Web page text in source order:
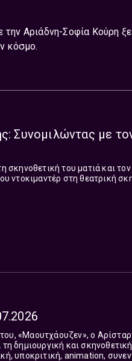
Αριάδνη-Σοφία Κούρη
κόσμο.
Συνομιλώντας με
σκηνοθετική του ματιά και
στη θεατρική σκηνή. Παραγωγή -
«Μαουτχάουζεν», ο
δημιουργική και
υποκριτική, animation,